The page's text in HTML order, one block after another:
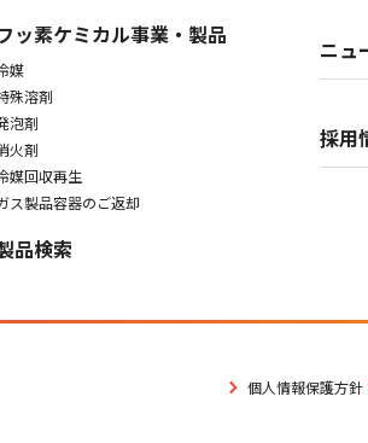
ッ素ケミカル事業・製品
媒
殊溶剤
泡剤
火剤
媒回収再生
ス製品容器のご返却
品検索
ニュ
採用
個人情報保護方針